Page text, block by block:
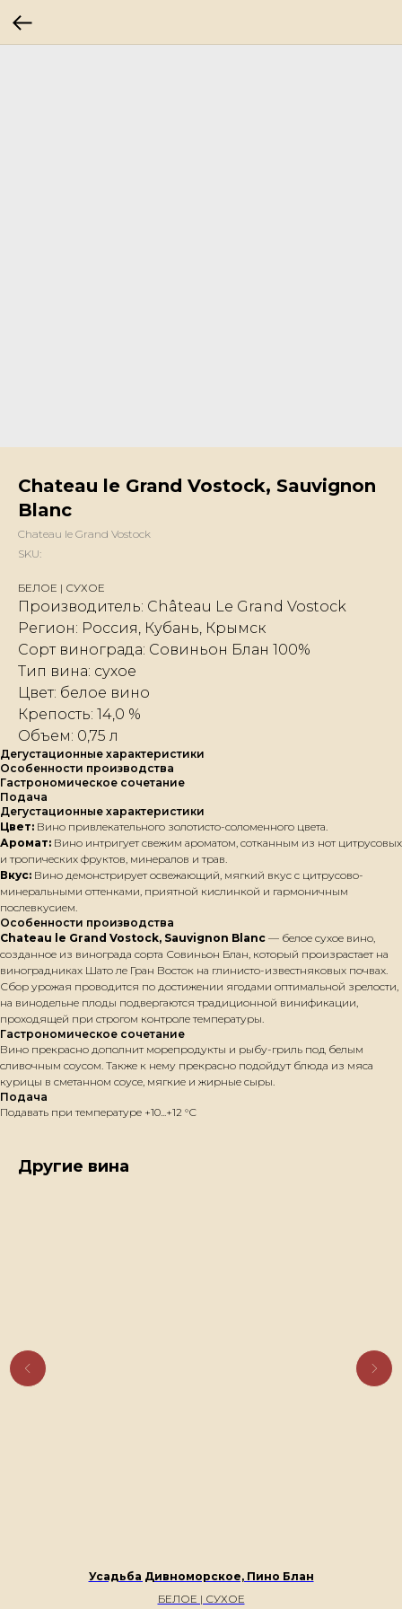
Chateau le Grand Vostock, Sauvignon
Blanc
Chateau le Grand Vostock
SKU:
БЕЛОЕ | СУХОЕ
Производитель: Château Le Grand Vostock
Регион: Россия, Кубань, Крымск
Сорт винограда: Совиньон Блан 100%
Тип вина: сухое
Цвет: белое вино
Крепость: 14,0 %
Объем: 0,75 л
Дегустационные характеристики
Особенности производства
Гастрономическое сочетание
Подача
Дегустационные характеристики
Цвет: Вино привлекательного золотисто-соломенного цвета.
Аромат: Вино интригует свежим ароматом, сотканным из нот цитрусовых
и тропических фруктов, минералов и трав.
Вкус: Вино демонстрирует освежающий, мягкий вкус с цитрусово-
минеральными оттенками, приятной кислинкой и гармоничным
послевкусием.
Особенности производства
Chateau le Grand Vostock, Sauvignon Blanc — белое сухое вино,
созданное из винограда сорта Совиньон Блан, который произрастает на
виноградниках Шато ле Гран Восток на глинисто-известняковых почвах.
Сбор урожая проводится по достижении ягодами оптимальной зрелости,
на винодельне плоды подвергаются традиционной винификации,
проходящей при строгом контроле температуры.
Гастрономическое сочетание
Вино прекрасно дополнит морепродукты и рыбу-гриль под белым
сливочным соусом. Также к нему прекрасно подойдут блюда из мяса
курицы в сметанном соусе, мягкие и жирные сыры.
Подача
Подавать при температуре +10...+12 °С
Другие вина
Усадьба Дивноморское, Пино Блан
БЕЛОЕ | СУХОЕ